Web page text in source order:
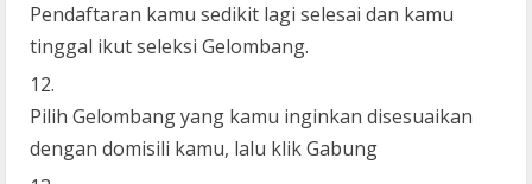
Pendaftaran kamu sedikit lagi selesai dan kamu
tinggal ikut seleksi Gelombang.
Pilih Gelombang yang kamu inginkan disesuaikan
dengan domisili kamu, lalu klik Gabung